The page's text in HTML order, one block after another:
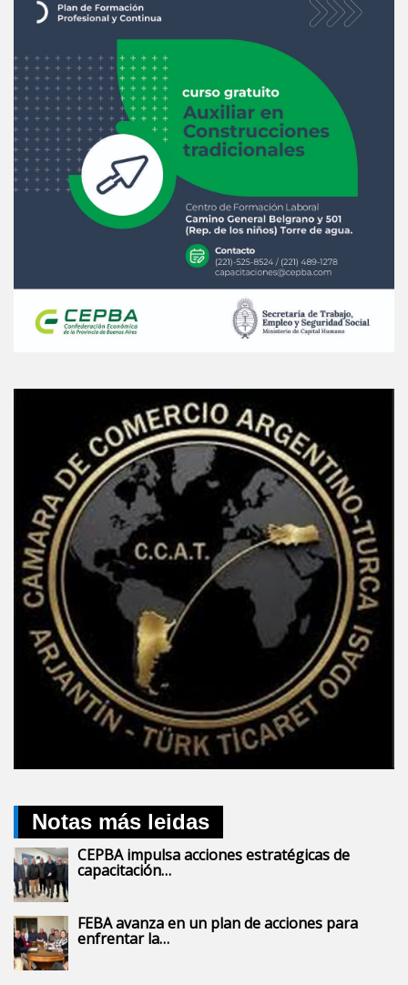
Notas más leidas
CEPBA impulsa acciones estratégicas de
capacitación…
FEBA avanza en un plan de acciones para
enfrentar la…